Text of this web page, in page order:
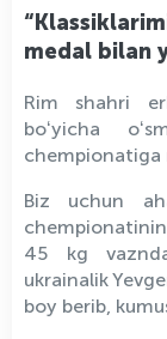
medal bilan
Rim shahri
boʻyicha
chempionatiga
Biz uchun
45 kg
ukrainalik
boy berib,